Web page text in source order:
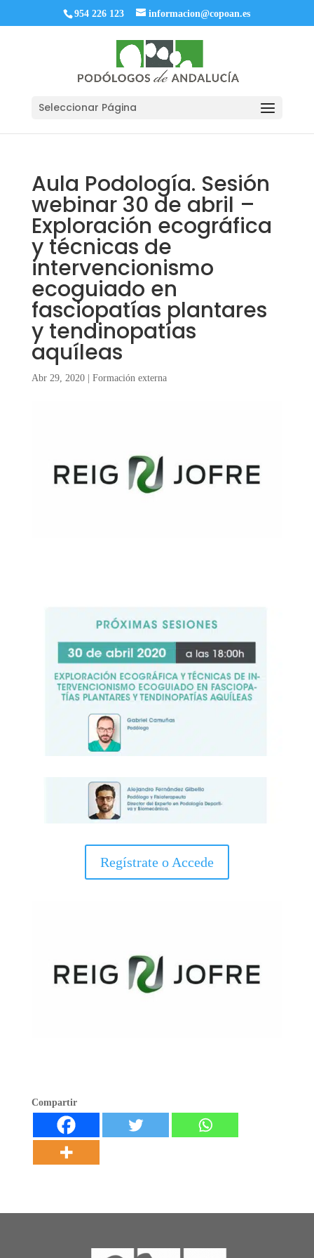
954 226 123 informacion@copoan.es
Seleccionar Página
Aula Podología. Sesión
webinar 30 de abril –
Exploración ecográfica
y técnicas de
intervencionismo
ecoguiado en
fasciopatías plantares
y tendinopatías
aquíleas
Abr 29, 2020| Formación externa
Regístrate o Accede
Compartir